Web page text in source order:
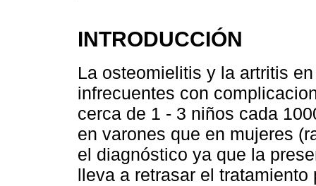
INTRODUCCIÓN
La osteomielitis y la artritis
infrecuentes con
cerca de 1 - 3 niños cada
en varones que en mujeres
el diagnóstico ya que la
lleva a retrasar el